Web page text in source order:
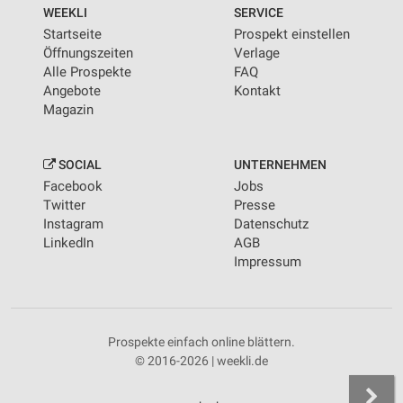
WEEKLI
Startseite
Öffnungszeiten
Alle Prospekte
Angebote
Magazin
SERVICE
Prospekt einstellen
Verlage
FAQ
Kontakt
SOCIAL
Facebook
Twitter
Instagram
LinkedIn
UNTERNEHMEN
Jobs
Presse
Datenschutz
AGB
Impressum
Prospekte einfach online blättern.
© 2016-2026 | weekli.de